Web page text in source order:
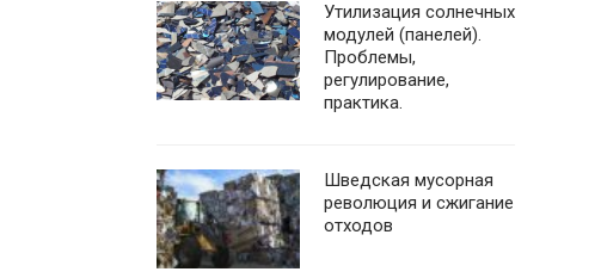
Утилизация солнечных
модулей (панелей).
Проблемы,
регулирование,
практика.
Шведская мусорная
революция и сжигание
отходов